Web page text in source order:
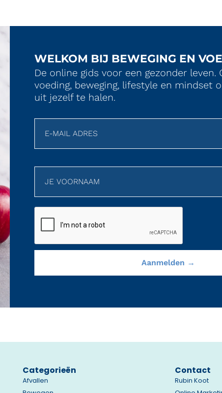
WELKOM BIJ BEWEGING EN
De online gids voor een gezonder
voeding, beweging, lifestyle en mindset
uit jezelf te halen.
Categorieën
Afvallen
Contact
Rubin Koot